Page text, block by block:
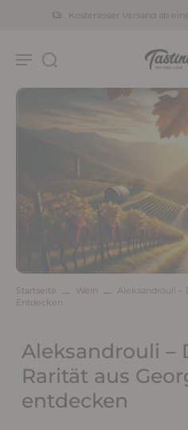
Kostenloser Versand ab
Startseite Wein
Aleksandrouli –
Entdecken
Aleksandrouli –
Rarität aus
entdecken